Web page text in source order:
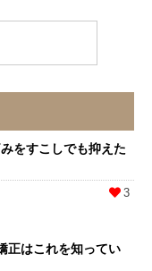
をすこしでも抑えた
3
正はこれを知ってい